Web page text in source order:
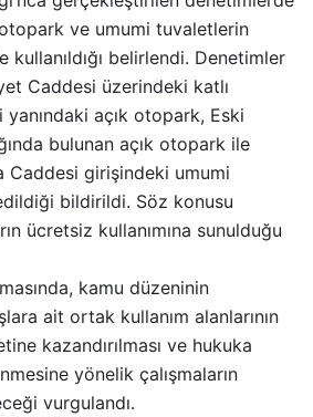
ve umumi tuvaletlerin
kullanıldığı belirlendi. Denetimler
Caddesi üzerindeki katlı
açık otopark, Eski
bulunan açık otopark ile
Caddesi girişindeki umumi
bildirildi. Söz konusu
ücretsiz kullanımına sunulduğu
kamu düzeninin
ait ortak kullanım alanlarının
kazandırılması ve hukuka
yönelik çalışmaların
vurgulandı.